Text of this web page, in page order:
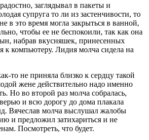
заглядывал в пакеты и
супруга то ли из застенчивости, то
в это время могла закрыться в ванной,
чтобы ее не беспокоили, так как она
набрав вкусняшек, принесенных
к компьютеру. Лидия молча сидела на
то не приняла близко к сердцу такой
жене действительно надо именно
Но во второй раз молча собралась,
и всю дорогу до дома плакала
Вячеслав молча выслушал жалобы
и предложил затихариться и не
Посмотреть, что будет.